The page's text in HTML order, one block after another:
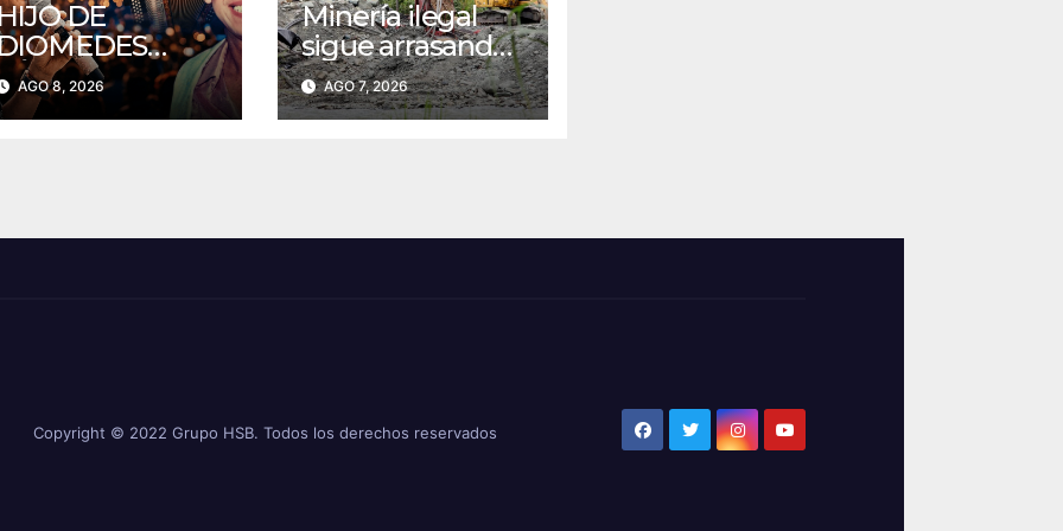
DE
AGO 8, 2026
Minería ilegal
sigue arrasando
con la naturaleza
en el
AGO 7, 2026
Copyright © 2022 Grupo HSB. Todos los derechos reservados